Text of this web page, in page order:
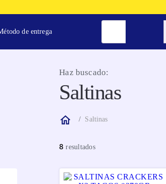
de entrega
Haz buscado:
Saltinas
Saltinas
8